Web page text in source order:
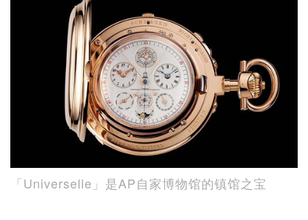
「Universelle」是AP自家博物馆的镇馆之宝